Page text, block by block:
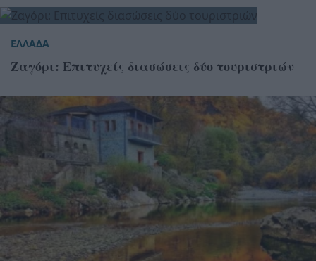
ΕΛΛΑΔΑ
Ζαγόρι: Επιτυχείς διασώσεις δύο τουριστριών